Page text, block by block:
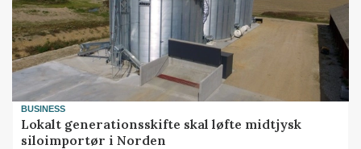
BUSINESS
Lokalt generationsskifte skal løfte midtjysk
siloimportør i Norden